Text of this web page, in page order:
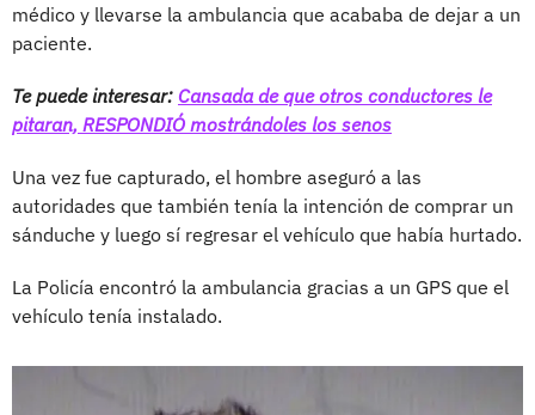
médico y llevarse la ambulancia que acababa de dejar a un
paciente.
Te puede interesar: Cansada de que otros conductores le
pitaran, RESPONDIÓ mostrándoles los senos
Una vez fue capturado, el hombre aseguró a las
autoridades que también tenía la intención de comprar un
sánduche y luego sí regresar el vehículo que había hurtado.
La Policía encontró la ambulancia gracias a un GPS que el
vehículo tenía instalado.